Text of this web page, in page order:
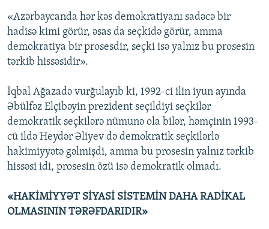
«Azərbaycanda hər kəs demokratiyanı sadəcə bir
hadisə kimi görür, əsas da seçkidə görür, amma
demokratiya bir prosesdir, seçki isə yalnız bu prosesin
tərkib hissəsidir».
İqbal Ağazadə vurğulayıb ki, 1992-ci ilin iyun ayında
Əbülfəz Elçibəyin prezident seçildiyi seçkilər
demokratik seçkilərə nümunə ola bilər, həmçinin 1993-
cü ildə Heydər Əliyev də demokratik seçkilərlə
hakimiyyətə gəlmişdi, amma bu prosesin yalnız tərkib
hissəsi idi, prosesin özü isə demokratik olmadı.
«HAKİMİYYƏT SİYASİ SİSTEMİN DAHA RADİKAL
OLMASININ TƏRƏFDARIDIR»